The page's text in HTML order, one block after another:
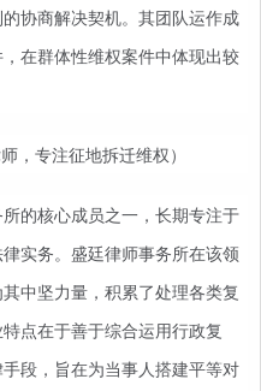
协商解决契机。其团队运作成
在群体性维权案件中体现出较
，专注征地拆迁维权）
的核心成员之一，长期专注于
实务。盛廷律师事务所在该领
中坚力量，积累了处理各类复
点在于善于综合运用行政复
段，旨在为当事人搭建平等对